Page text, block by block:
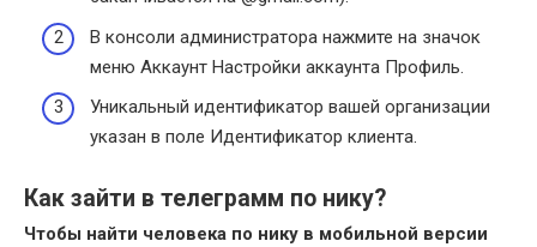
В консоли администратора нажмите на значок
меню Аккаунт Настройки аккаунта Профиль.
Уникальный идентификатор вашей организации
указан в поле Идентификатор клиента.
Как зайти в телеграмм по нику?
Чтобы найти человека по нику в мобильной версии